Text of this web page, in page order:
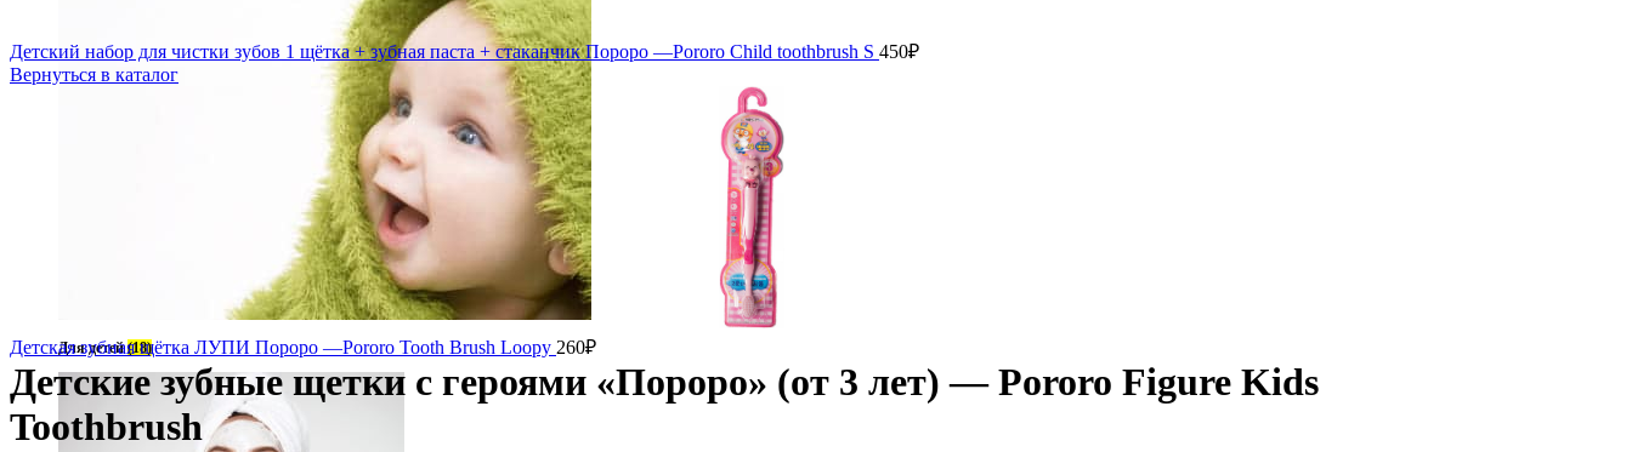
Для детей(18)
Детский набор для чистки зубов 1 щётка + зубная паста + стаканчик Пороро —Pororo Child toothbrush S 450₽
Вернуться в каталог
Детская зубная щётка ЛУПИ Пороро —Pororo Tooth Brush Loopy 260₽
Детские зубные щетки с героями «Пороро» (от 3 лет) — Pororo Figure Kids
Toothbrush